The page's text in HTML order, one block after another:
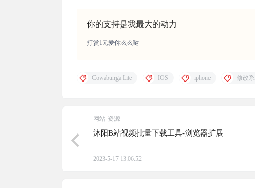
你的支持是我最大的动力
打赏1元爱你么么哒
Cowabunga Lite IOS iphone 修改
网站 资源
沐阳B站视频批量下载工具-浏览器扩展
2023-5-17 13:06:52